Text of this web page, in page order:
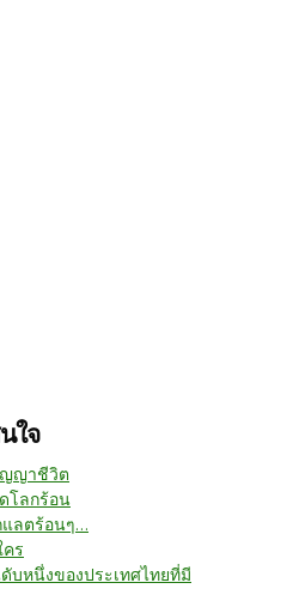
ใจ
ญาชีวิต
โลกร้อน
ลตร้อนๆ...
คร
บหนึ่งของประเทศไทยที่มี